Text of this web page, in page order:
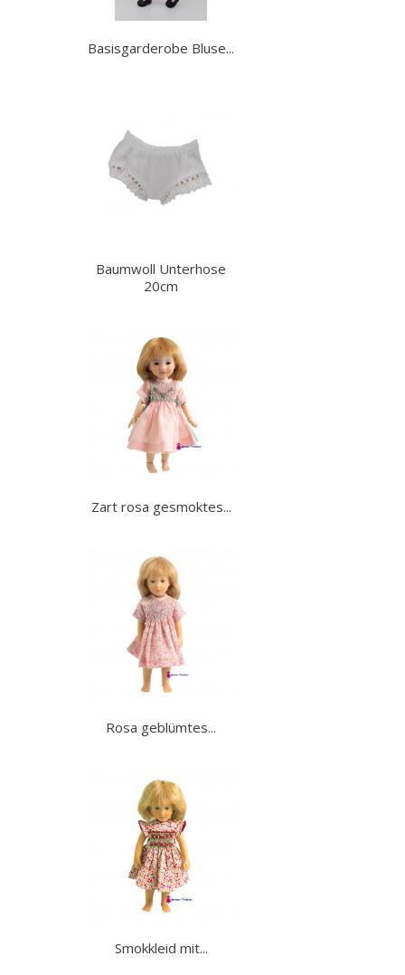
Basisgarderobe Bluse...
Baumwoll Unterhose
20cm
Zart rosa gesmoktes...
Rosa geblümtes...
Smokkleid mit...